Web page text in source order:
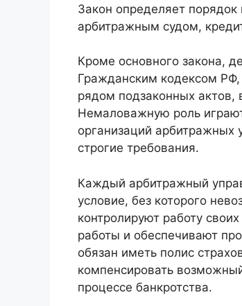
Закон определяет
арбитражным судом,
Кроме основного закона,
Гражданским кодексом
рядом подзаконных актов,
Немаловажную роль
организаций
строгие требования.
Каждый арбитражный
условие, без которого
контролируют работу
работы и обеспечивают
обязан иметь полис
компенсировать
процессе банкротства.